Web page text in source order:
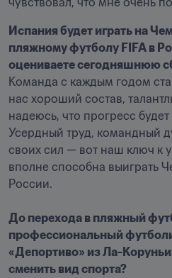
Испания будет играть на
пляжному футболу FIFA в
оцениваете сегодняшнюю
Команда с каждым годом
нас хороший состав,
надеюсь, что прогресс
Усердный труд, командный
своих сил — вот наш ключ к
вполне способна выиграть
России.
До перехода в пляжный
профессиональный
«Депортиво» из Ла-
сменить вид спорта?